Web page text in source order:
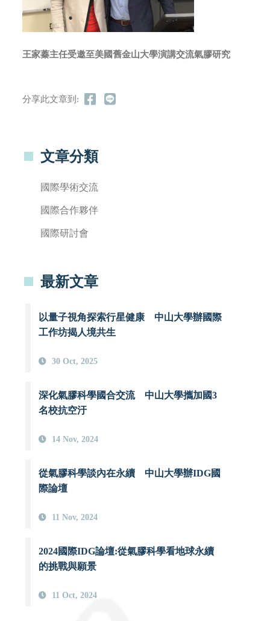
文章分類
國際學術交流
國際合作夥伴
國際研討會
最新文章
以量子視角探索行星健康 中山大學辦國際
工作坊揭人境共生
30 Oct, 2025
深化氣膠科學國合交流 中山大學攜加國3
名校抗空汙
14 Nov, 2024
從氣膠科學談內在永續 中山大學辦IDG國
際論壇
11 Nov, 2024
2024國際IDG論壇:從氣膠科學看地球永續
的挑戰與願景
11 Oct, 2024
王家蓁主任受邀至美國舊金山大學演講交流氣膠研究
分享此文章到: